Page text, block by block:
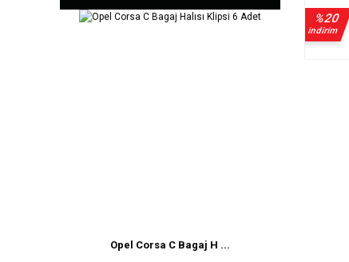
Opel Corsa C Bagaj H ...
%20
indirim